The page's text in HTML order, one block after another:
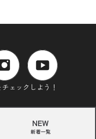
ェックしよう！
NEW
新着一覧